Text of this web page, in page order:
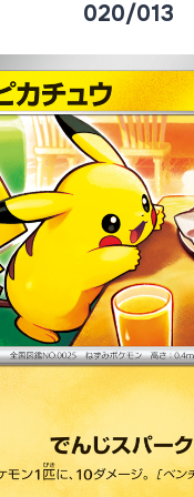
020/013